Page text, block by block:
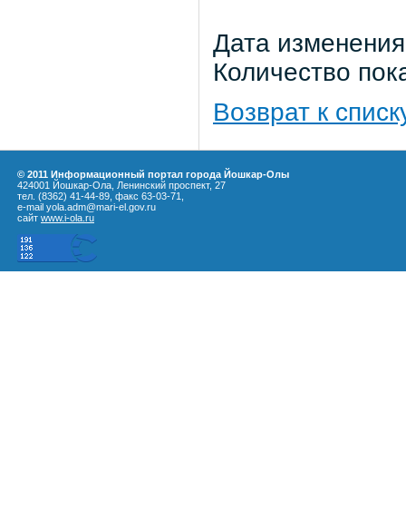
Дата
Количество
Возврат к
© 2011 Информационный портал города Йошкар-Олы
424001 Йошкар-Ола, Ленинский проспект, 27
тел. (8362) 41-44-89, факс 63-03-71,
e-mail yola.adm@mari-el.gov.ru
сайт www.i-ola.ru